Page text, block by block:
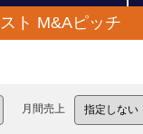
ト M&Aピッチ
月間売上